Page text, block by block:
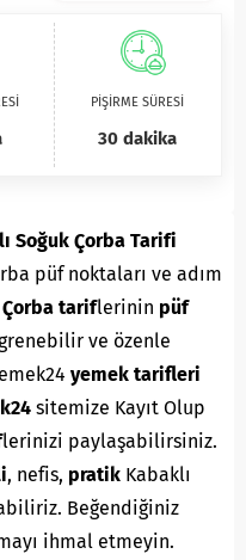
PİŞİRME SÜRESİ
30 dakika
Soğuk Çorba Tarifi
püf noktaları ve adım
Çorba tariflerinin püf
ve özenle
yemek tarifleri
sitemize Kayıt Olup
lerinizi paylaşabilirsiniz.
, nefis, pratik Kabaklı
Beğendiğiniz
ihmal etmeyin.